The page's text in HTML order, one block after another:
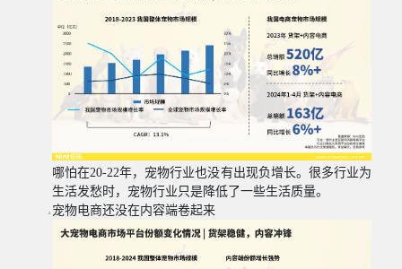
哪怕在20-22年，宠物行业也没有出现负增长。很多行业为
生活发愁时，宠物行业只是降低了一些生活质量。
宠物电商还没在内容端卷起来